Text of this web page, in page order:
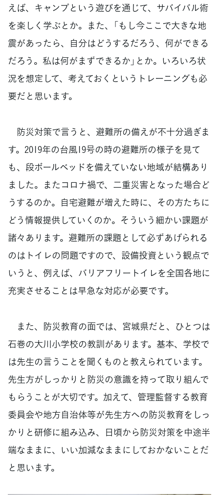
えば、キャンプという遊びを通じて、サバイバル術
を楽しく学ぶとか。また、「もし今ここで大きな地
震があったら、自分はどうするだろう、何ができる
だろう。私は何がまずできるか」とか。いろいろ状
況を想定して、考えておくというトレーニングも必
要だと思います。
防災対策で言うと、避難所の備えが不十分過ぎま
す。2019年の台風19号の時の避難所の様子を見て
も、段ボールベッドを備えていない地域が結構あり
ました。またコロナ禍で、二重災害となった場合ど
うするのか。自宅避難が増えた時に、その方たちに
どう情報提供していくのか。そういう細かい課題が
諸々あります。避難所の課題として必ずあげられる
のはトイレの問題ですので、設備投資という観点で
いうと、例えば、バリアフリートイレを全国各地に
充実させることは早急な対応が必要です。
また、防災教育の面では、宮城県だと、ひとつは
石巻の大川小学校の教訓があります。基本、学校で
は先生の言うことを聞くものと教えられています。
先生方がしっかりと防災の意識を持って取り組んで
もらうことが大切です。加えて、管理監督する教育
委員会や地方自治体等が先生方への防災教育をしっ
かりと研修に組み込み、日頃から防災対策を中途半
端なままに、いい加減なままにしておかないことだ
と思います。